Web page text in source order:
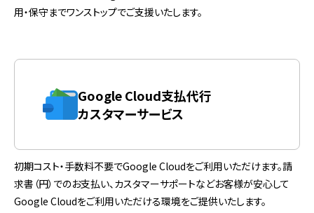
用・保守までワンストップでご支援いたします。
Google Cloud支払代行
カスタマーサービス
初期コスト・手数料不要でGoogle Cloudをご利用いただけます。請
求書（円）でのお支払い、カスタマーサポートなどお客様が安心して
Google Cloudをご利用いただける環境をご提供いたします。